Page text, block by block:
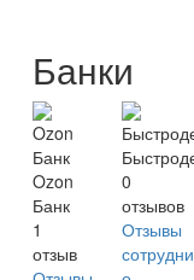
Банки
Ozon
Банк
1
отзыв
0
отзывов
Отзывы